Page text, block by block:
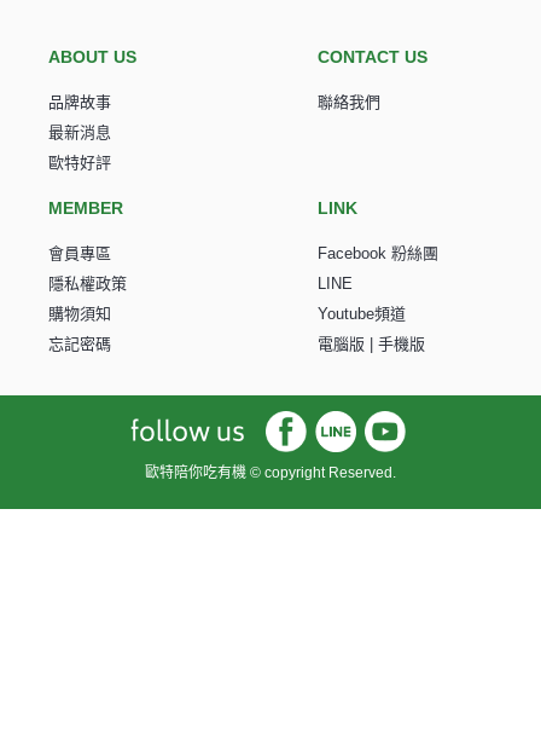
ABOUT US
品牌故事
最新消息
歐特好評
CONTACT US
聯絡我們
MEMBER
會員專區
隱私權政策
購物須知
忘記密碼
LINK
Facebook 粉絲團
LINE
Youtube頻道
電腦版
手機版
歐特陪你吃有機 © copyright Reserved.